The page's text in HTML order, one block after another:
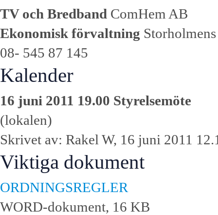
TV och Bredband ComHem AB
Ekonomisk förvaltning
08- 545 87 145
Kalender
16 juni 2011 19.00 Styrelsemöte
(lokalen)
Skrivet av: Rakel W, 16 juni 2011
Viktiga dokument
ORDNINGSREGLER
WORD-dokument, 16 KB